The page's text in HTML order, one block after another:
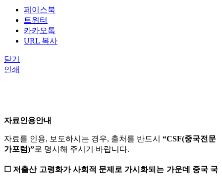
페이스북
트위터
카카오톡
URL 복사
닫기
인쇄
자료인용안내
자료를 인용, 보도하시는 경우, 출처를 반드시 “CSF(중국전문
가포럼)”로 명시해 주시기 바랍니다.
☐ 저출산 고령화가 사회적 문제로 가시화되는 가운데 중국 국